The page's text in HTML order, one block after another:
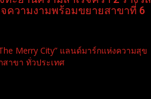
ความงามพร้อมขยายสาขาที่ 6
Merry City” แลนด์มาร์กแห่งความสุข
าขา ทั่วประเทศ